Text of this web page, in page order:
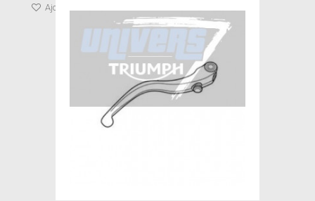
Ajouter à ma liste de cadeaux